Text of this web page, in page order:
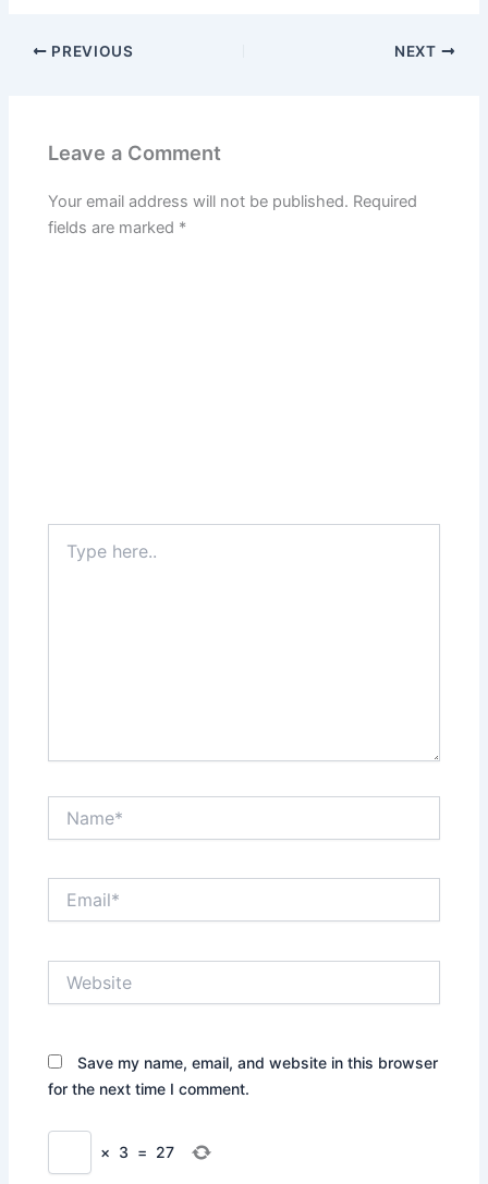
PREVIOUS NEXT
Leave a Comment
Your email address will not be published. Required
fields are marked *
here..
Save my name, email, and website in this browser
for the next time I comment.
× 3 = 27